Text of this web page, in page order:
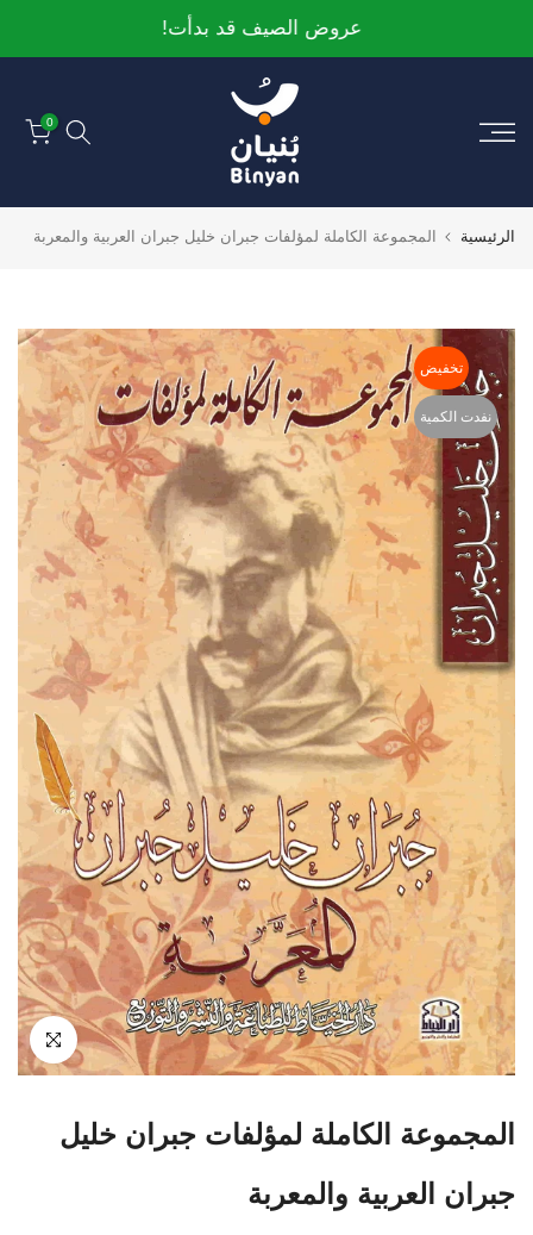
إلى
عروض الصيف قد بدأت!
0
الرئيسية المجموعة الكاملة لمؤلفات جبران خليل جبران العربية والمعربة
تخفيض
نفدت الكمية
انقر للتكبير
المجموعة الكاملة لمؤلفات جبران خليل
جبران العربية والمعربة